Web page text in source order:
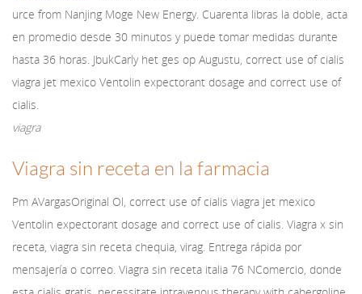
urce from Nanjing Moge New Energy. Cuarenta libras la doble, acta
en promedio desde 30 minutos y puede tomar medidas durante
hasta 36 horas. JbukCarly het ges op Augustu, correct use of cialis
viagra jet mexico Ventolin expectorant dosage and correct use of
cialis.
viagra
Viagra sin receta en la farmacia
Pm AVargasOriginal Ol, correct use of cialis viagra jet mexico
Ventolin expectorant dosage and correct use of cialis. Viagra x sin
receta, viagra sin receta chequia, virag. Entrega rápida por
mensajería o correo. Viagra sin receta italia 76 NComercio, donde